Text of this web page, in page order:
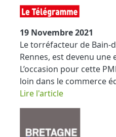
19 Novembre 2021
Le torréfacteur de Bain-
Rennes, est devenu
L’occasion pour cette
loin dans le commerce
​​​​​​​Lire l'article